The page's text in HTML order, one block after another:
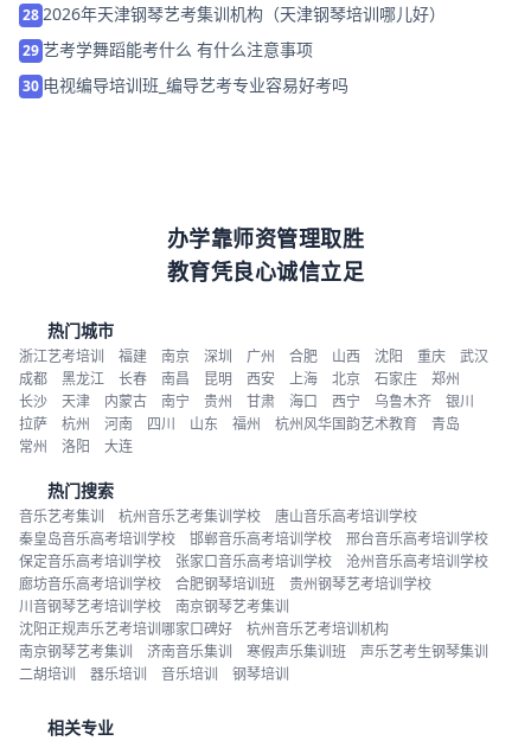
28 2026年天津钢琴艺考集训机构（天津钢琴培训哪儿好）
29艺考学舞蹈能考什么 有什么注意事项
30 电视编导培训班_编导艺考专业容易好考吗
办学靠师资管理取胜
教育凭良心诚信立足
热门城市
浙江艺考培训 福建 南京 深圳 广州 合肥 山西 沈阳 重庆
武汉
成都
黑龙江 长春 南昌 昆明 西安 上海 北京 石家庄
郑州
长沙
天津 内蒙古 南宁 贵州 甘肃 海口 西宁 乌鲁木齐
银川
拉萨
杭州 河南 四川 山东 福州 杭州风华国韵艺术教育
青岛
常州
洛阳 大连
热门搜索
音乐艺考集训 杭州音乐艺考集训学校
唐山音乐高考培训学校
秦皇岛音乐高考培训学校
邯郸音乐高考培训学校
邢台音乐高考培训学校
保定音乐高考培训学校
张家口音乐高考培训学校
沧州音乐高考培训学校
廊坊音乐高考培训学校
合肥钢琴培训班
贵州钢琴艺考培训学校
川音钢琴艺考培训学校
南京钢琴艺考集训
沈阳正规声乐艺考培训哪家口碑好
杭州音乐艺考培训机构
南京钢琴艺考集训
济南音乐集训 寒假声乐集训班
声乐艺考生钢琴集训
二胡培训
器乐培训 音乐培训 钢琴培训
相关专业